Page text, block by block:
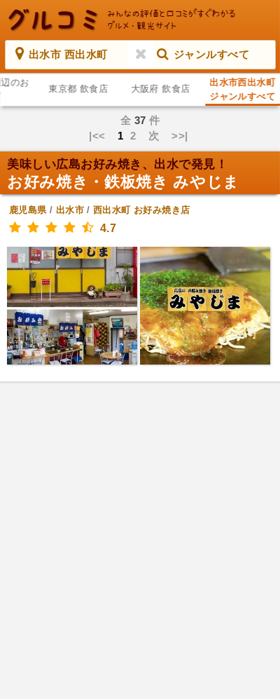
出水市 西出水町 ジャンルすべて
のお
東京都 飲食店 大阪府 飲食店
出水市西出水町
ジャンルすべて
全 37 件
|<< 1 2 次 >>|
美味しい広島お好み焼き、出水で発見！
お好み焼き・鉄板焼き みやじま
鹿児島県/ 出水市/西出水町 お好み焼き店
4.7